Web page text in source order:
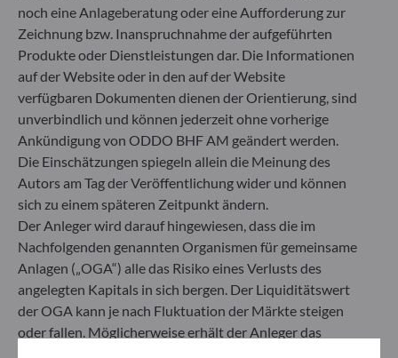
Nachhaltigkeitsrisiken durch Ratings, die vom
externen ESG-Datenanbieter der
Verwaltungsgesellschaft bereitgestellt werden.
ODDO BHF Asset Management SAS*
noch eine Anlageberatung oder eine Aufforderung zur
Zeichnung bzw. Inanspruchnahme der aufgeführten
Produkte oder Dienstleistungen dar. Die Informationen
auf der Website oder in den auf der Website
verfügbaren Dokumenten dienen der Orientierung, sind
unverbindlich und können jederzeit ohne vorherige
Ankündigung von ODDO BHF AM geändert werden.
Die Einschätzungen spiegeln allein die Meinung des
Autors am Tag der Veröffentlichung wider und können
sich zu einem späteren Zeitpunkt ändern.
Der Anleger wird darauf hingewiesen, dass die im
Nachfolgenden genannten Organismen für gemeinsame
Anlagen („OGA“) alle das Risiko eines Verlusts des
angelegten Kapitals in sich bergen. Der Liquiditätswert
der OGA kann je nach Fluktuation der Märkte steigen
oder fallen. Möglicherweise erhält der Anleger das